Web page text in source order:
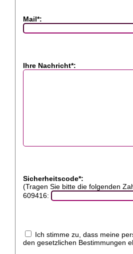
Mail*:
Ihre Nachricht*:
Sicherheitscode*:
(Tragen Sie bitte die folgenden
609416:
Ich stimme zu, dass meine
den gesetzlichen Bestimmungen